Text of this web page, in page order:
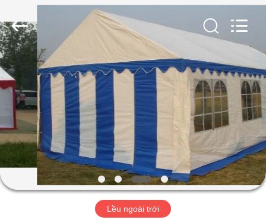
TRANG
CHỦ
CÁC
SẢN
PHẨM
VỀ
Management
Services
Co.,LTD.
All
Rights
Reserved.
Lều ngoài trời